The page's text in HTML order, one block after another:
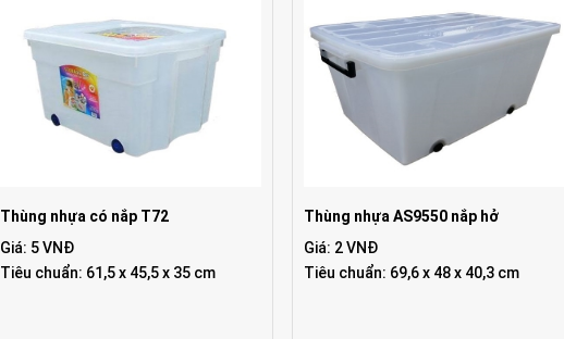
Thùng nhựa có nắp T72
Giá: 5 VNĐ
Tiêu chuẩn: 61,5 x 45,5 x 35 cm
Thùng nhựa AS9550 nắp hở
Giá: 2 VNĐ
Tiêu chuẩn: 69,6 x 48 x 40,3 cm